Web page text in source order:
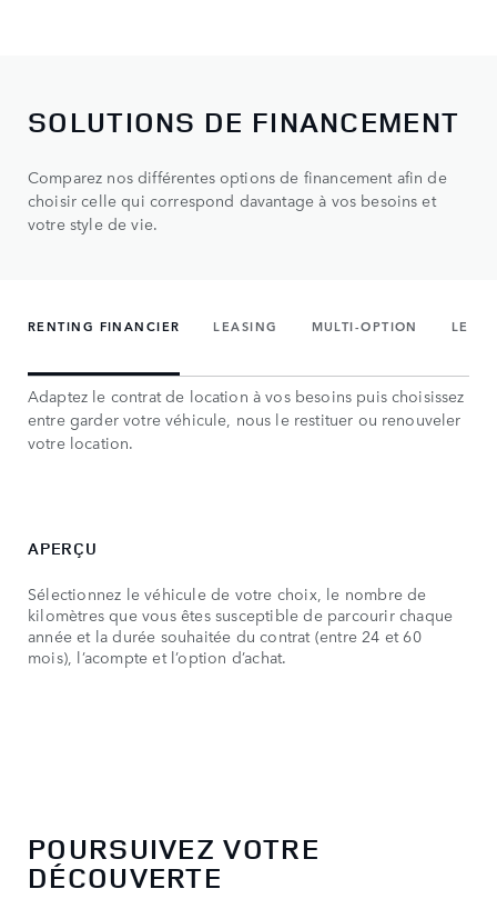
SOLUTIONS DE FINANCEMENT
Comparez nos différentes options de financement afin de
choisir celle qui correspond davantage à vos besoins et
votre style de vie.
RENTING FINANCIER LEASING MULTI-OPTION LE
Adaptez le contrat de location à vos besoins puis choisissez
entre garder votre véhicule, nous le restituer ou renouveler
votre location.
APERÇU
Sélectionnez le véhicule de votre choix, le nombre de
kilomètres que vous êtes susceptible de parcourir chaque
année et la durée souhaitée du contrat (entre 24 et 60
mois), l’acompte et l’option d’achat.
POURSUIVEZ VOTRE
DÉCOUVERTE